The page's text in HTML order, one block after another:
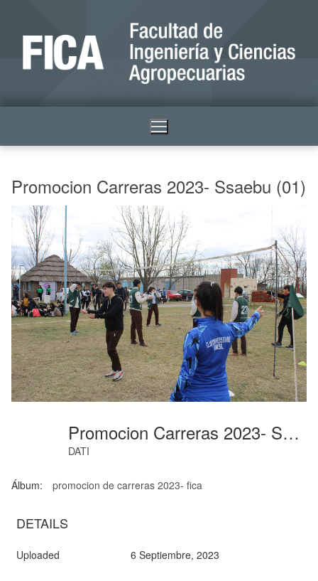
Promocion Carreras 2023- Ssaebu (01)
Promocion Carreras 2023- Ssaebu (01)
DATI
Álbum: promocion de carreras 2023- fica
DETAILS
Uploaded 6 Septiembre, 2023